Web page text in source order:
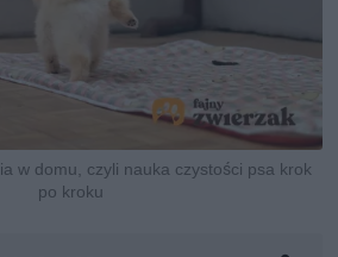
w domu, czyli nauka czystości psa krok
po kroku